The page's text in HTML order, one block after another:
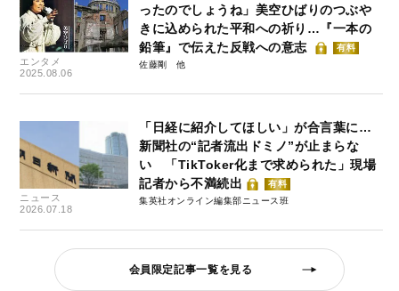
エンタメ
2025.08.06
ったのでしょうね」美空ひばりのつぶや
きに込められた平和への祈り…『一本の
鉛筆』で伝えた反戦への意志
有料
佐藤剛
ニュース
2026.07.18
「日経に紹介してほしい」が合言葉に…
新聞社の“記者流出ドミノ”が止まらな
い 「TikToker化まで求められた」現場
記者から不満続出
有料
集英社オンライン編集部ニュース班
会員限定記事一覧を見る